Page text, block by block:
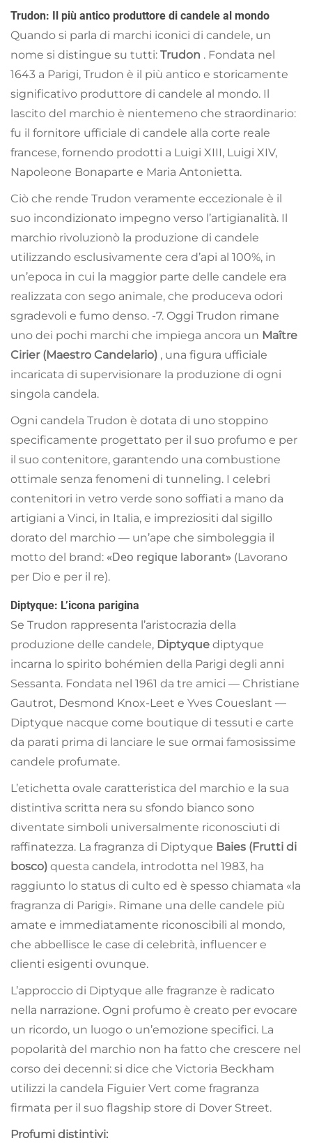
Trudon: Il più antico produttore di candele al mondo
Quando si parla di marchi iconici di candele, un
nome si distingue su tutti: Trudon . Fondata nel
1643 a Parigi, Trudon è il più antico e storicamente
significativo produttore di candele al mondo. Il
lascito del marchio è nientemeno che straordinario:
fu il fornitore ufficiale di candele alla corte reale
francese, fornendo prodotti a Luigi XIII, Luigi XIV,
Napoleone Bonaparte e Maria Antonietta.
Ciò che rende Trudon veramente eccezionale è il
suo incondizionato impegno verso l’artigianalità. Il
marchio rivoluzionò la produzione di candele
utilizzando esclusivamente cera d’api al 100%, in
un’epoca in cui la maggior parte delle candele era
realizzata con sego animale, che produceva odori
sgradevoli e fumo denso. -7. Oggi Trudon rimane
uno dei pochi marchi che impiega ancora un Maître
Cirier (Maestro Candelario) , una figura ufficiale
incaricata di supervisionare la produzione di ogni
singola candela.
Ogni candela Trudon è dotata di uno stoppino
specificamente progettato per il suo profumo e per
il suo contenitore, garantendo una combustione
ottimale senza fenomeni di tunneling. I celebri
contenitori in vetro verde sono soffiati a mano da
artigiani a Vinci, in Italia, e impreziositi dal sigillo
dorato del marchio — un’ape che simboleggia il
motto del brand: «Deo regique laborant» (Lavorano
per Dio e per il re).
Diptyque: L’icona parigina
Se Trudon rappresenta l’aristocrazia della
produzione delle candele, Diptyque diptyque
incarna lo spirito bohémien della Parigi degli anni
Sessanta. Fondata nel 1961 da tre amici — Christiane
Gautrot, Desmond Knox-Leet e Yves Coueslant —
Diptyque nacque come boutique di tessuti e carte
da parati prima di lanciare le sue ormai famosissime
candele profumate.
L’etichetta ovale caratteristica del marchio e la sua
distintiva scritta nera su sfondo bianco sono
diventate simboli universalmente riconosciuti di
raffinatezza. La fragranza di Diptyque Baies (Frutti di
bosco) questa candela, introdotta nel 1983, ha
raggiunto lo status di culto ed è spesso chiamata «la
fragranza di Parigi». Rimane una delle candele più
amate e immediatamente riconoscibili al mondo,
che abbellisce le case di celebrità, influencer e
clienti esigenti ovunque.
L’approccio di Diptyque alle fragranze è radicato
nella narrazione. Ogni profumo è creato per evocare
un ricordo, un luogo o un’emozione specifici. La
popolarità del marchio non ha fatto che crescere nel
corso dei decenni: si dice che Victoria Beckham
utilizzi la candela Figuier Vert come fragranza
firmata per il suo flagship store di Dover Street.
Profumi distintivi: